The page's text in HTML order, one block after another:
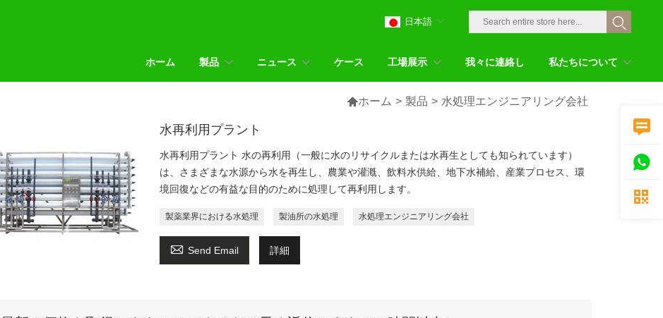
ホーム 製品 ニュース ケース 工場展示 我々に連絡し 私たちについて
日本語
ホーム > 製品 > 水処理エンジニアリング会社
水再利用プラント
水再利用プラント 水の再利用（一般に水のリサイクルまたは水再生としても知られています）
は、さまざまな水源から水を再生し、農業や灌漑、飲料水供給、地下水補給、産業プロセス、環
境回復などの有益な目的のために処理して再利用します。
製薬業界における水処理 製油所の水処理 水処理エンジニアリング会社
 Send Email 詳細


